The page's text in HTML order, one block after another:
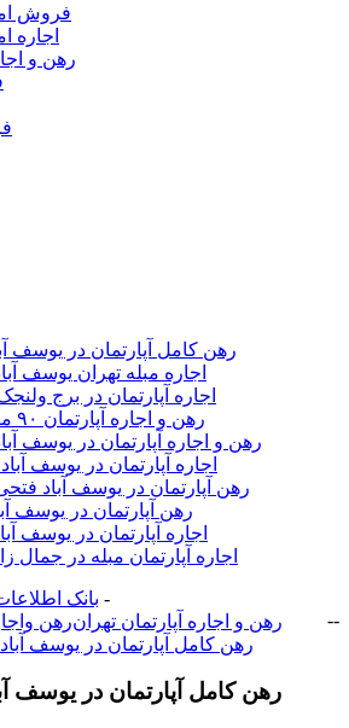
فروش
اجاره
رهن و
رهن کامل آپارتمان در یوسف آباد
اجاره مبله تهران یوسف آباد
اجاره آپارتمان در برج ولنجک 75 متر یک
رهن و اجاره آپارتمان ۹۰ متری در ونک شیک
رهن و اجاره آپارتمان در یوسف آباد
اجاره آپارتمان در یوسف آباد
رهن آپارتمان در یوسف آباد فتحی
رهن آپارتمان در یوسف آباد
اجاره آپارتمان در یوسف آباد65 متر یک
اجاره آپارتمان مبله در جمال زاده
بانک -
رهن و اجاره آپارتمان تهران
- رهن
-
رهن کامل آپارتمان در یوسف آباد ابن
رهن کامل آپارتمان در یوسف آباد